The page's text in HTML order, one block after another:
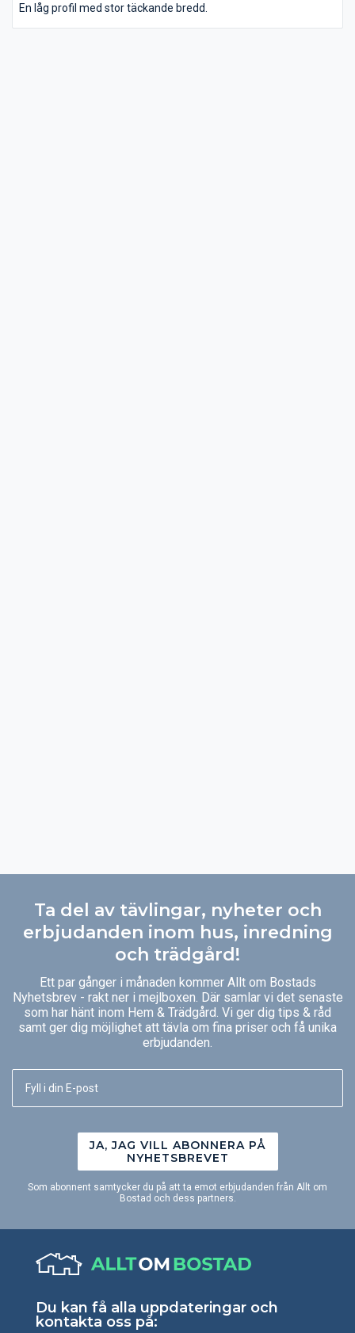
En låg profil med stor täckande bredd.
Ta del av tävlingar, nyheter och
erbjudanden inom hus, inredning
och trädgård!
Ett par gånger i månaden kommer Allt om Bostads
Nyhetsbrev - rakt ner i mejlboxen. Där samlar vi det senaste
som har hänt inom Hem & Trädgård. Vi ger dig tips & råd
samt ger dig möjlighet att tävla om fina priser och få unika
erbjudanden.
JA, JAG VILL ABONNERA PÅ
NYHETSBREVET
Som abonnent samtycker du på att ta emot erbjudanden från Allt om
Bostad och dess partners.
Du kan få alla uppdateringar och
kontakta oss på: